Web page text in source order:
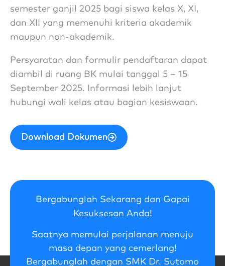
semester ganjil 2025 bagi siswa kelas X, XI,
dan XII yang memenuhi kriteria akademik
maupun non-akademik.
Persyaratan dan formulir pendaftaran dapat
diambil di ruang BK mulai tanggal 5 – 15
September 2025. Informasi lebih lanjut
hubungi wali kelas atau bagian kesiswaan.
Download Dokumen
Bergabunglah Sekarang dan Gapai
Kesuksesan Anda!
Saatnya memulai perjalanan menuju
masa depan yang cemerlang!
Bergabunglah dengan SMK Dr. Sutomo